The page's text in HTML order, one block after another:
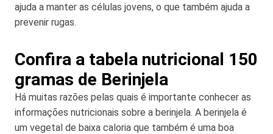
ajuda a manter as células jovens, o que também ajuda a
prevenir rugas.
Confira a tabela nutricional 150
gramas de Berinjela
Há muitas razões pelas quais é importante conhecer as
informações nutricionais sobre a berinjela. A berinjela é
um vegetal de baixa caloria que também é uma boa